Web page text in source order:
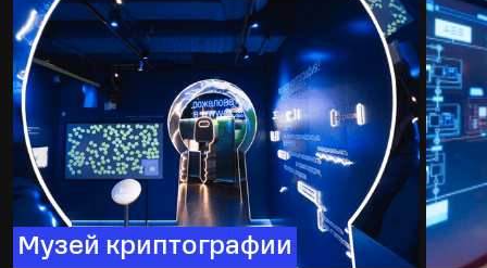
Музей криптографии